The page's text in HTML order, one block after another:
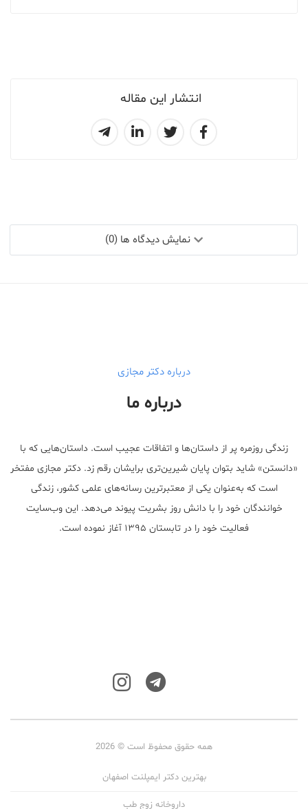
انتشار این مقاله
نمایش دیدگاه ها (0)
درباره دکتر مجازی
درباره ما
زندگی روزمره پر از داستان‌ها و اتفاقات عجیب است. داستان‌هایی که با
«دانستن» شاید بتوان پایان شیرین‌تری برایشان رقم زد. دکتر مجازی مفتخر
است که به‌عنوان یکی از معتبر‌ترین رسانه‌های علمی کشور، زندگی
خوانندگان خود را با دانش روز بشریت پیوند می‌دهد. این وب‌سایت
فعالیت خود را در تابستان ۱۳۹۵ آغاز نموده است.
همه حقوق محفوظ است © 2026
بهترین دکتر ایمپلنت اصفهان
داروخانه زوج طب